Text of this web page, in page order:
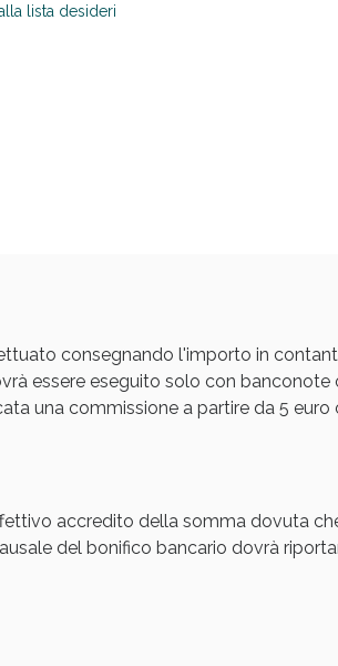
lista desideri
consegnando l'importo in
essere eseguito solo con banconote
una commissione a partire da 5
accredito della somma dovuta
del bonifico bancario dovrà
Sconto fino al 40%
al 55% disponibile oggi!